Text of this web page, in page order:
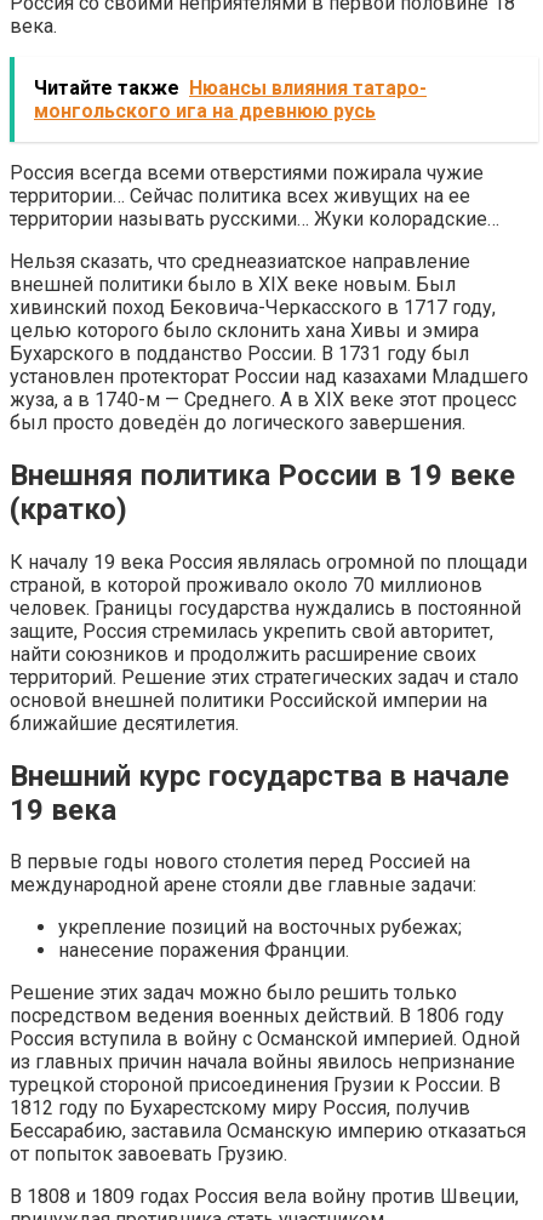
века.
Читайте также Нюансы влияния татаро-
монгольского ига на древнюю русь
Россия всегда всеми отверстиями пожирала чужие
территории… Сейчас политика всех живущих на ее
территории называть русскими… Жуки колорадские…
Нельзя сказать, что среднеазиатское направление
внешней политики было в XIX веке новым. Был
хивинский поход Бековича-Черкасского в 1717 году,
целью которого было склонить хана Хивы и эмира
Бухарского в подданство России. В 1731 году был
установлен протекторат России над казахами Младшего
жуза, а в 1740-м — Среднего. А в XIX веке этот процесс
был просто доведён до логического завершения.
Внешняя политика России в 19 веке
(кратко)
К началу 19 века Россия являлась огромной по площади
страной, в которой проживало около 70 миллионов
человек. Границы государства нуждались в постоянной
защите, Россия стремилась укрепить свой авторитет,
найти союзников и продолжить расширение своих
территорий. Решение этих стратегических задач и стало
основой внешней политики Российской империи на
ближайшие десятилетия.
Внешний курс государства в начале
19 века
В первые годы нового столетия перед Россией на
международной арене стояли две главные задачи:
укрепление позиций на восточных рубежах;
нанесение поражения Франции.
Решение этих задач можно было решить только
посредством ведения военных действий. В 1806 году
Россия вступила в войну с Османской империей. Одной
из главных причин начала войны явилось непризнание
турецкой стороной присоединения Грузии к России. В
1812 году по Бухарестскому миру Россия, получив
Бессарабию, заставила Османскую империю отказаться
от попыток завоевать Грузию.
В 1808 и 1809 годах Россия вела войну против Швеции,